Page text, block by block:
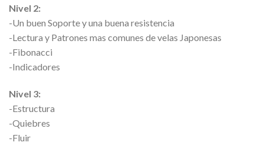
Nivel 2:
-Un buen Soporte y una buena resistencia
-Lectura y Patrones mas comunes de velas Japonesas
-Fibonacci
-Indicadores
Nivel 3:
-Estructura
-Quiebres
-Fluir